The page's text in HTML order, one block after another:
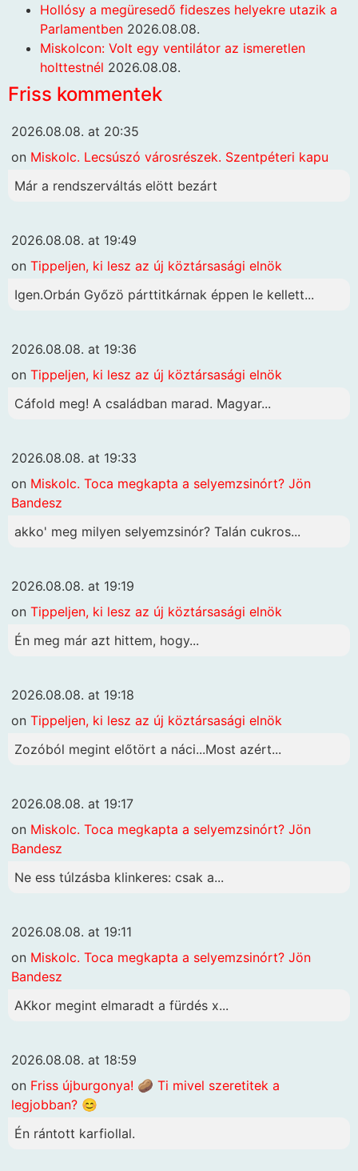
Hollósy a megüresedő fideszes helyekre utazik a
Parlamentben 2026.08.08.
Miskolcon: Volt egy ventilátor az ismeretlen
holttestnél 2026.08.08.
Friss kommentek
2026.08.08. at 20:35
on Miskolc. Lecsúszó városrészek. Szentpéteri kapu
Már a rendszerváltás elött bezárt
2026.08.08. at 19:49
on Tippeljen, ki lesz az új köztársasági elnök
Igen.Orbán Győzö párttitkárnak éppen le kellett...
2026.08.08. at 19:36
on Tippeljen, ki lesz az új köztársasági elnök
Cáfold meg! A családban marad. Magyar...
2026.08.08. at 19:33
on Miskolc. Toca megkapta a selyemzsinórt? Jön
Bandesz
akko' meg milyen selyemzsinór? Talán cukros...
2026.08.08. at 19:19
on Tippeljen, ki lesz az új köztársasági elnök
Én meg már azt hittem, hogy...
2026.08.08. at 19:18
on Tippeljen, ki lesz az új köztársasági elnök
Zozóból megint előtört a náci...Most azért...
2026.08.08. at 19:17
on Miskolc. Toca megkapta a selyemzsinórt? Jön
Bandesz
Ne ess túlzásba klinkeres: csak a...
2026.08.08. at 19:11
on Miskolc. Toca megkapta a selyemzsinórt? Jön
Bandesz
AKkor megint elmaradt a fürdés x...
2026.08.08. at 18:59
on Friss újburgonya! 🥔 Ti mivel szeretitek a
legjobban? 😊
Én rántott karfiollal.